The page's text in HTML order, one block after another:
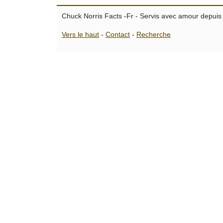
Chuck Norris Facts -Fr - Servis avec amour
Vers le haut - Contact - Recherche